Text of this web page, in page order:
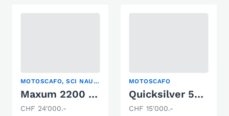
MOTOSCAFO, SCI NAUTICO, WAKEBOARD/WAKESURF
Maxum 2200 SR
CHF 24'000.-
MOTOSCAFO
Quicksilver 555 Commander
CHF 15'000.-